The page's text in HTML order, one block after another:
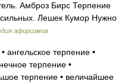
Амброз Бирс Терпение
Лешек Кумор Нужно
афоризмов
ангельское терпение •
терпение •
терпение • величайшее